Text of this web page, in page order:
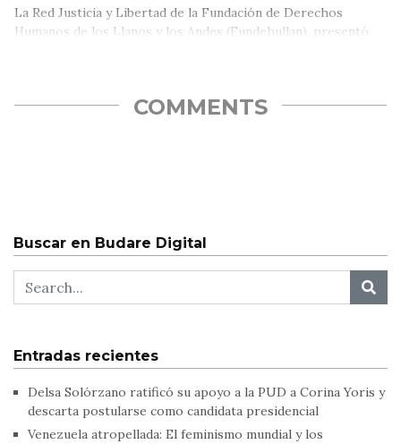
La Red Justicia y Libertad de la Fundación de Derechos
Humanos de los Llanos y los Andes (Fundehullan), presentó
COMMENTS
Buscar en Budare Digital
Entradas recientes
Delsa Solórzano ratificó su apoyo a la PUD a Corina Yoris y
descarta postularse como candidata presidencial
Venezuela atropellada: El feminismo mundial y los